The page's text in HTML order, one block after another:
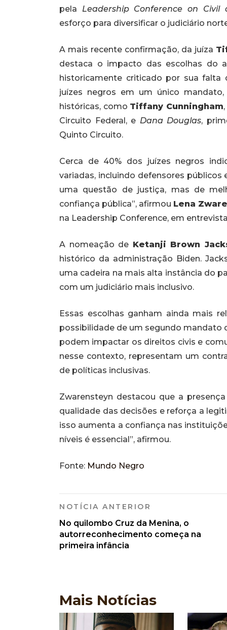
pela Leadership Conference on Civil
esforço para diversificar o judiciário
A mais recente confirmação, da juíza
destaca o impacto das escolhas do
historicamente criticado por sua falta
juízes negros em um único
históricas, como Tiffany Cunningham
Circuito Federal, e Dana Douglas,
Quinto Circuito.
Cerca de 40% dos juízes negros
variadas, incluindo defensores públicos
uma questão de justiça, mas de
confiança pública”, afirmou Lena
na Leadership Conference, em
A nomeação de Ketanji Brown
histórico da administração Biden.
uma cadeira na mais alta instância do
com um judiciário mais inclusivo.
Essas escolhas ganham ainda mais
possibilidade de um segundo mandato
podem impactar os direitos civis e
nesse contexto, representam um
de políticas inclusivas.
Zwarensteyn destacou que a
qualidade das decisões e reforça a
isso aumenta a confiança nas
níveis é essencial”, afirmou.
Fonte: Mundo Negro
NOTÍCIA ANTERIOR
No quilombo Cruz da Menina, o
autorreconhecimento começa na
primeira infância
Mais Notícias